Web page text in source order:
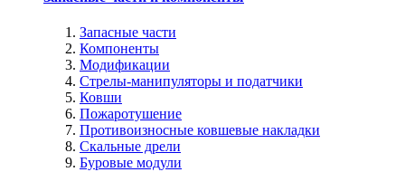
Запасные части
Компоненты
Модификации
Стрелы-манипуляторы и податчики
Ковши
Пожаротушение
Противоизносные ковшевые накладки
Скальные дрели
Буровые модули